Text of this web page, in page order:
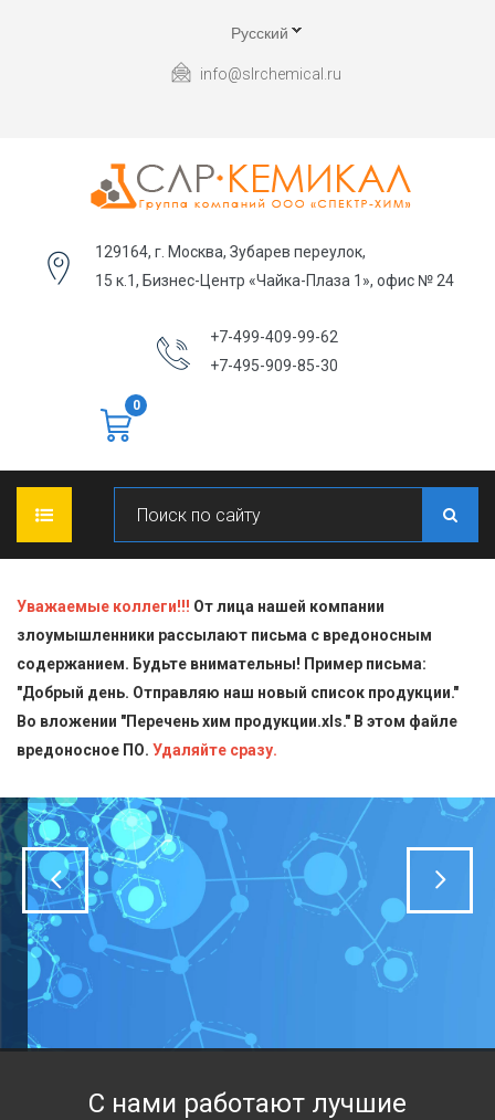
Русский
info@slrchemical.ru
129164, г. Москва, Зубарев переулок,
15 к.1, Бизнес-Центр «Чайка-Плаза 1», офис № 24
+7-499-409-99-62
+7-495-909-85-30
0
О КОМПАНИИ
ПРОДУКЦИЯ
Блескообразующие добавки
Индикаторы
Кислоты
Пищевая химия для производств
Стандарт-титры
Техническая химия
СТАТЬИ
ДОСТАВКА
СЕРТИФИКАТЫ
КОНТАКТЫ
Уважаемые коллеги!!! От лица нашей компании
злоумышленники рассылают письма с вредоносным
содержанием. Будьте внимательны! Пример письма:
"Добрый день. Отправляю наш новый список продукции."
Во вложении "Перечень хим продукции.xls." В этом файле
вредоносное ПО. Удаляйте сразу.
С нами работают лучшие